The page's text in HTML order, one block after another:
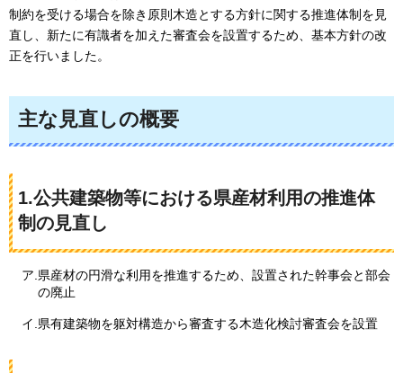
制約を受ける場合を除き原則木造とする方針に関する推進体制を見
直し、新たに有識者を加えた審査会を設置するため、基本方針の改
正を行いました。
主な見直しの概要
1.公共建築物等における県産材利用の推進体
制の見直し
ア.県産材の円滑な利用を推進するため、設置された幹事会と部会
の廃止
イ.県有建築物を躯対構造から審査する木造化検討審査会を設置